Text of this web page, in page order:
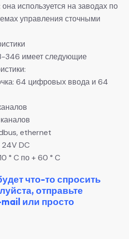
используется на заводах по
управления сточными
346 имеет следующие
64 цифровых ввода и 64
ethernet
24V DC
° C по + 60 ° C
что-то спросить
отправьте
или просто